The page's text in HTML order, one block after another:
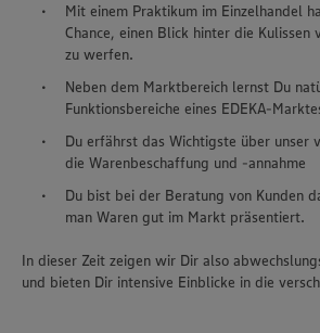
Mit einem Praktikum im Einzelhandel
Chance, einen Blick hinter die Kulissen
zu werfen.
Neben dem Marktbereich lernst Du
Funktionsbereiche eines EDEKA-
Du erfährst das Wichtigste über unser
die Warenbeschaffung und -annahme
Du bist bei der Beratung von Kunden
man Waren gut im Markt präsentiert.
In dieser Zeit zeigen wir Dir also
und bieten Dir intensive Einblicke in die